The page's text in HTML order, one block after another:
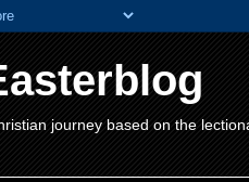
journey based on the